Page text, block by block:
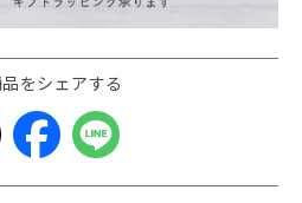
をシェアする